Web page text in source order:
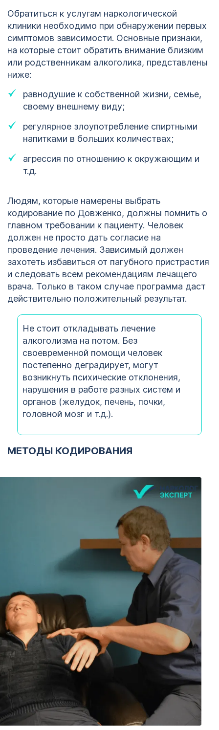
Обратиться к услугам наркологической
клиники необходимо при обнаружении первых
симптомов зависимости. Основные признаки,
на которые стоит обратить внимание близким
или родственникам алкоголика, представлены
ниже:
равнодушие к собственной жизни, семье,
своему внешнему виду;
регулярное злоупотребление спиртными
напитками в больших количествах;
агрессия по отношению к окружающим и
т.д.
Людям, которые намерены выбрать
кодирование по Довженко, должны помнить о
главном требовании к пациенту. Человек
должен не просто дать согласие на
проведение лечения. Зависимый должен
захотеть избавиться от пагубного пристрастия
и следовать всем рекомендациям лечащего
врача. Только в таком случае программа даст
действительно положительный результат.
Не стоит откладывать лечение
алкоголизма на потом. Без
своевременной помощи человек
постепенно деградирует, могут
возникнуть психические отклонения,
нарушения в работе разных систем и
органов (желудок, печень, почки,
головной мозг и т.д.).
МЕТОДЫ КОДИРОВАНИЯ